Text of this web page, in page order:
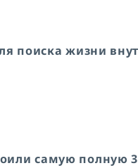
поиска жизни
самую полную